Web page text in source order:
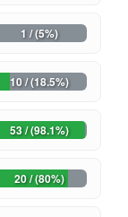
1 / (5%)
10 / (18.5%)
53 / (98.1%)
20 / (80%)